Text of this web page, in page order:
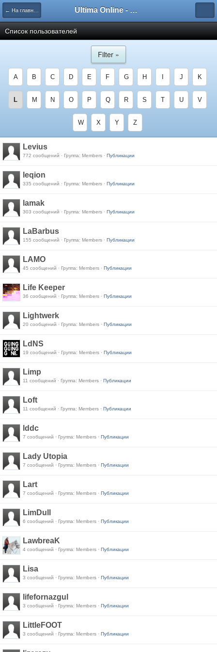
← На главную Ultima Online - Форум Русского сообщества игры
Список пользователей
Filter »
A B C D E F G H J K
L M N O P Q R S T U V
W X Y Z
Levius
772 сообщений · Группа: Members · Публикации
leqion
335 сообщений · Группа: Members · Публикации
lamak
303 сообщений · Группа: Members · Публикации
LaBarbus
155 сообщений · Группа: Members · Публикации
LAMO
45 сообщений · Группа: Members · Публикации
Life Keeper
36 сообщений · Группа: Members · Публикации
Lightwerk
20 сообщений · Группа: Members · Публикации
LdNS
19 сообщений · Группа: Members · Публикации
Limp
11 сообщений · Группа: Members · Публикации
Loft
11 сообщений · Группа: Members · Публикации
lddc
7 сообщений · Группа: Members · Публикации
Lady Utopia
7 сообщений · Группа: Members · Публикации
Lart
7 сообщений · Группа: Members · Публикации
LimDull
6 сообщений · Группа: Members · Публикации
LawbreaK
4 сообщений · Группа: Members · Публикации
Lisa
3 сообщений · Группа: Members · Публикации
lifefornazgul
3 сообщений · Группа: Members · Публикации
LittleFOOT
3 сообщений · Группа: Members · Публикации